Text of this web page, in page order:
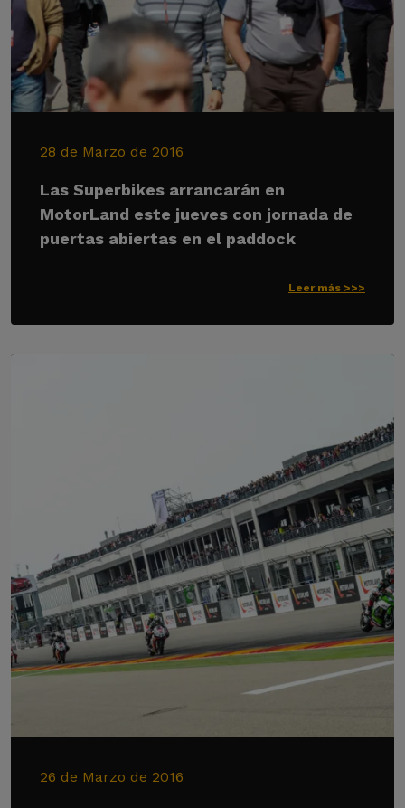
28 de Marzo de 2016
Las Superbikes arrancarán en
MotorLand este jueves con jornada de
puertas abiertas en el paddock
Leer más >>>
26 de Marzo de 2016